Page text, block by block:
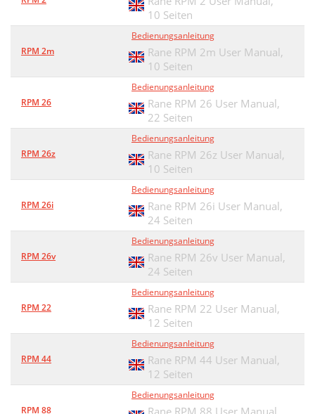
10 Seiten
RPM 2m
Bedienungsanleitung
Rane RPM 2m User Manual,
10 Seiten
RPM 26
Bedienungsanleitung
Rane RPM 26 User Manual,
22 Seiten
RPM 26z
Bedienungsanleitung
Rane RPM 26z User Manual,
10 Seiten
RPM 26i
Bedienungsanleitung
Rane RPM 26i User Manual,
24 Seiten
RPM 26v
Bedienungsanleitung
Rane RPM 26v User Manual,
24 Seiten
RPM 22
Bedienungsanleitung
Rane RPM 22 User Manual,
12 Seiten
RPM 44
Bedienungsanleitung
Rane RPM 44 User Manual,
12 Seiten
RPM 88
Bedienungsanleitung
Rane RPM 88 User Manual,